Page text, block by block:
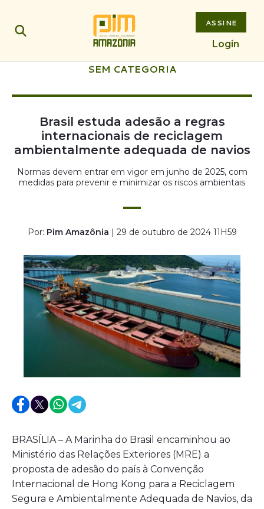
ASSINE
Login
SEM CATEGORIA
Brasil estuda adesão a regras
internacionais de reciclagem
ambientalmente adequada de navios
Normas devem entrar em vigor em junho de 2025, com
medidas para prevenir e minimizar os riscos ambientais
Por: Pim Amazônia | 29 de outubro de 2024 11H59
BRASÍLIA – A Marinha do Brasil encaminhou ao
Ministério das Relações Exteriores (MRE) a
proposta de adesão do país à Convenção
Internacional de Hong Kong para a Reciclagem
Segura e Ambientalmente Adequada de Navios, da